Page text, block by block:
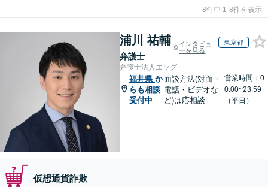
8件中 1-8件を表示
浦川 祐輔
弁護士
インタビュ
ーを見る
東京都
弁護士法人エッグ
福井県 か
らも相談
受付中
面談方法(対面・
電話・ビデオな
ど)は応相談
営業時間：0
0:00~23:59
（平日）
仮想通貨詐欺